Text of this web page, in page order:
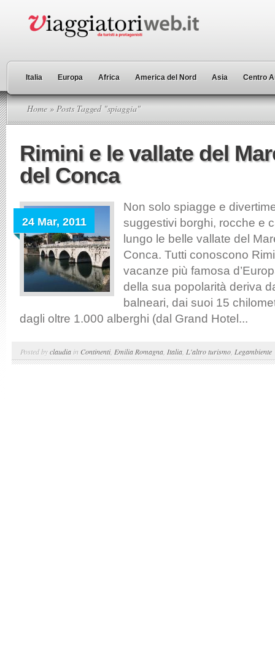
Italia Europa Africa America del Nord Asia Centro
Home » Posts Tagged "spiaggia"
Rimini e le vallate del
del Conca
24 Mar, 2011
Non solo spiagge e
suggestivi borghi, rocche e
lungo le belle vallate del
Conca. Tutti conoscono
vacanze più famosa
della sua popolarità deriva
balneari, dai suoi 15
dagli oltre 1.000 alberghi (dal Grand Hotel...
Posted byclaudia in Continenti, Emilia Romagna Italia L'altro turismo Legambiente